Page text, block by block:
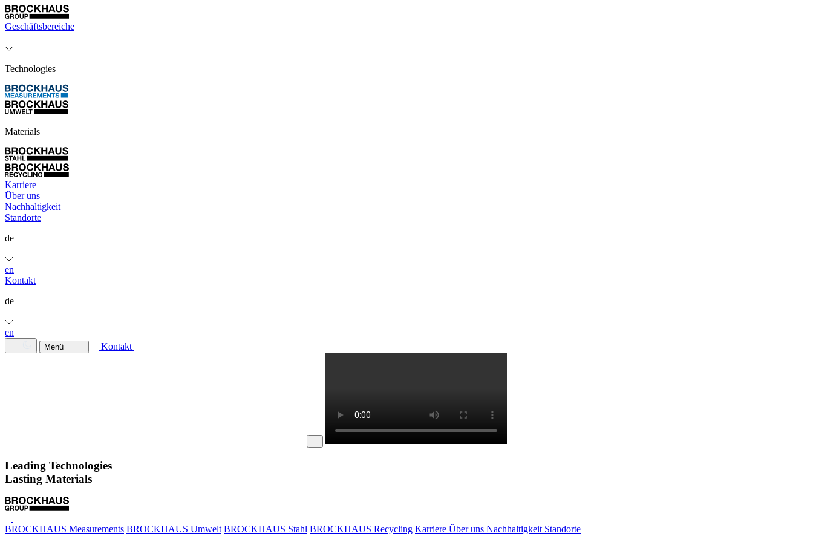
Geschäftsbereiche
Technologies
Materials
Karriere
Über uns
Nachhaltigkeit
Standorte
de
en
Kontakt
de
en
Menü Kontakt
Leading Technologies
Lasting Materials
BROCKHAUS Measurements BROCKHAUS Umwelt BROCKHAUS Stahl BROCKHAUS Recycling Karriere Über uns Nachhaltigkeit Standorte